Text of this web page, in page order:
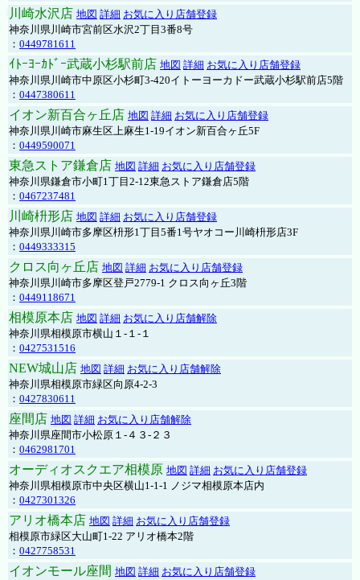
川崎水沢店 地図 詳細 お気に入り店舗登録
神奈川県川崎市宮前区水沢2丁目3番8号
： 0449781611
ｲﾄｰﾖｰｶﾄﾞｰ武蔵小杉駅前店 地図 詳細 お気に入り店舗登録
神奈川県川崎市中原区小杉町3-420イトーヨーカドー武蔵小杉駅前店5階
： 0447380611
イオン新百合ヶ丘店 地図 詳細 お気に入り店舗登録
神奈川県川崎市麻生区上麻生1-19イオン新百合ヶ丘5F
： 0449590071
東急ストア鎌倉店 地図 詳細 お気に入り店舗登録
神奈川県鎌倉市小町1丁目2-12東急ストア鎌倉店5階
： 0467237481
川崎枡形店 地図 詳細 お気に入り店舗登録
神奈川県川崎市多摩区枡形1丁目5番1号ヤオコー川崎枡形店3F
： 0449333315
クロス向ヶ丘店 地図 詳細 お気に入り店舗登録
神奈川県川崎市多摩区登戸2779-1 クロス向ヶ丘3階
： 0449118671
相模原本店 地図 詳細 お気に入り店舗解除
神奈川県相模原市横山１-１-１
： 0427531516
NEW城山店 地図 詳細 お気に入り店舗解除
神奈川県相模原市緑区向原4-2-3
： 0427830611
座間店 地図 詳細 お気に入り店舗解除
神奈川県座間市小松原１-４３-２３
： 0462981701
オーディオスクエア相模原 地図 詳細 お気に入り店舗登録
神奈川県相模原市中央区横山1-1-1 ノジマ相模原本店内
： 0427301326
アリオ橋本店 地図 詳細 お気に入り店舗登録
相模原市緑区大山町1-22 アリオ橋本2階
： 0427758531
イオンモール座間 地図 詳細 お気に入り店舗登録